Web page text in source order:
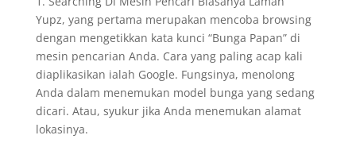
Yupz, yang pertama merupakan mencoba browsing
dengan mengetikkan kata kunci “Bunga Papan” di
mesin pencarian Anda. Cara yang paling acap kali
diaplikasikan ialah Google. Fungsinya, menolong
Anda dalam menemukan model bunga yang sedang
dicari. Atau, syukur jika Anda menemukan alamat
lokasinya.